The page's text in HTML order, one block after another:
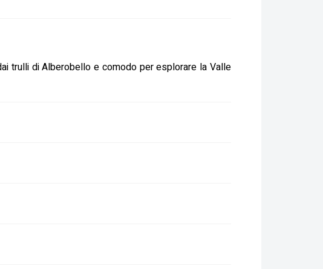
trulli di Alberobello e comodo per esplorare la Valle